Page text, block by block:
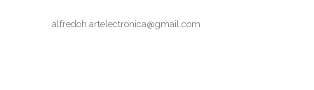
alfredoh.artelectronica@gmail.com